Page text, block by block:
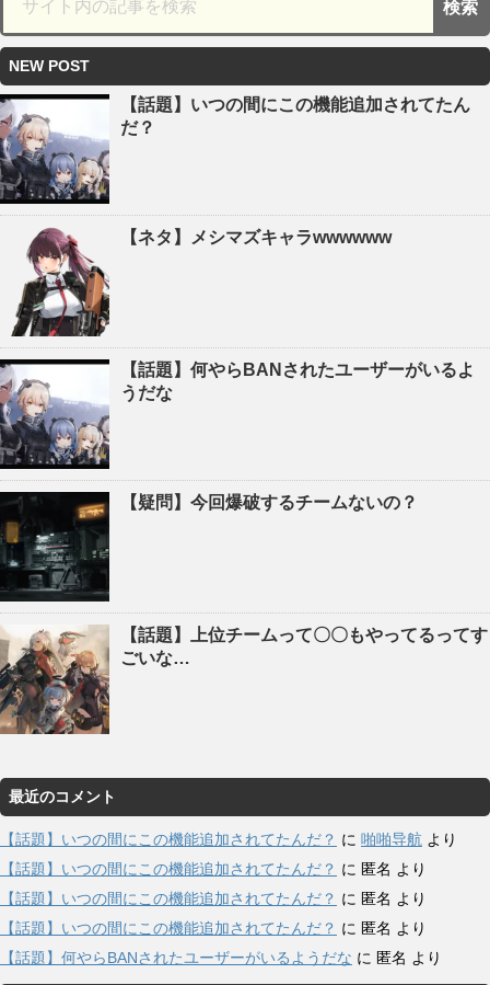
NEW POST
【話題】いつの間にこの機能追加されてたん
だ？
【ネタ】メシマズキャラwwwwww
【話題】何やらBANされたユーザーがいるよ
うだな
【疑問】今回爆破するチームないの？
【話題】上位チームって〇〇もやってるってす
ごいな…
最近のコメント
【話題】いつの間にこの機能追加されてたんだ？ に 啪啪导航 より
【話題】いつの間にこの機能追加されてたんだ？ に 匿名 より
【話題】いつの間にこの機能追加されてたんだ？ に 匿名 より
【話題】いつの間にこの機能追加されてたんだ？ に 匿名 より
【話題】何やらBANされたユーザーがいるようだな に 匿名 より